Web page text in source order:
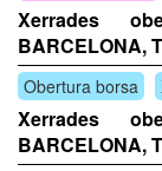
Xerrades
BARCELONA,
Obertura borsa
Xerrades
BARCELONA,